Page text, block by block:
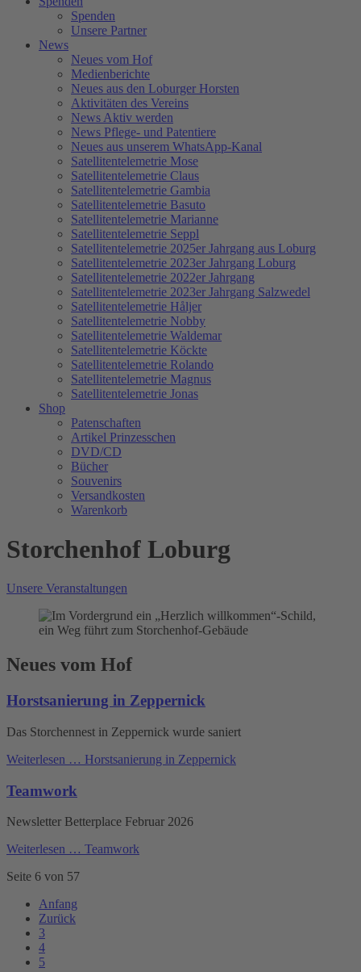
Spenden
Unsere Partner
News
Neues vom Hof
Medienberichte
Neues aus den Loburger Horsten
Aktivitäten des Vereins
News Aktiv werden
News Pflege- und Patentiere
Neues aus unserem WhatsApp-Kanal
Satellitentelemetrie Mose
Satellitentelemetrie Claus
Satellitentelemetrie Gambia
Satellitentelemetrie Basuto
Satellitentelemetrie Marianne
Satellitentelemetrie Seppl
Satellitentelemetrie 2025er Jahrgang aus Loburg
Satellitentelemetrie 2023er Jahrgang Loburg
Satellitentelemetrie 2022er Jahrgang
Satellitentelemetrie 2023er Jahrgang Salzwedel
Satellitentelemetrie Håljer
Satellitentelemetrie Nobby
Satellitentelemetrie Waldemar
Satellitentelemetrie Köckte
Satellitentelemetrie Rolando
Satellitentelemetrie Magnus
Satellitentelemetrie Jonas
Shop
Patenschaften
Artikel Prinzesschen
DVD/CD
Bücher
Souvenirs
Versandkosten
Warenkorb
Storchenhof Loburg
Unsere Veranstaltungen
Neues vom Hof
Horstsanierung in Zeppernick
Das Storchennest in Zeppernick wurde saniert
Weiterlesen … Horstsanierung in Zeppernick
Teamwork
Newsletter Betterplace Februar 2026
Weiterlesen … Teamwork
Seite 6 von 57
Anfang
Zurück
3
4
5